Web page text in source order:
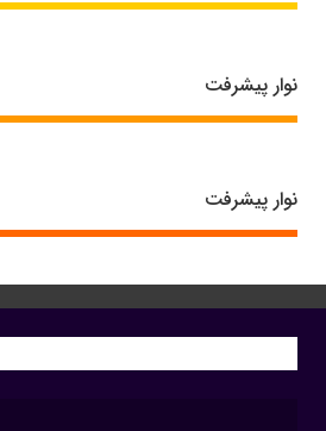
نوار پیشرفت
نوار پیشرفت